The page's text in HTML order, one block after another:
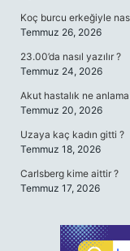
Koç burcu erkeğiyle
Temmuz 26, 2026
23.00’da nasıl yazılır ?
Temmuz 24, 2026
Akut hastalık ne
Temmuz 20, 2026
Uzaya kaç kadın gitti ?
Temmuz 18, 2026
Carlsberg kime aittir ?
Temmuz 17, 2026